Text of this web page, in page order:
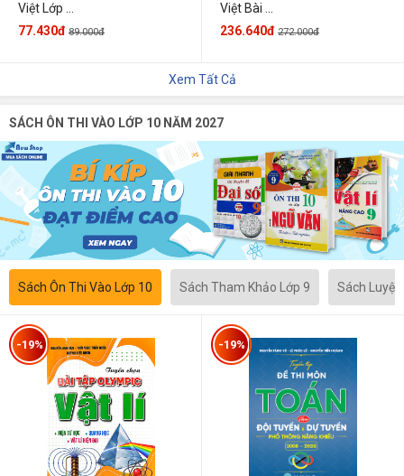
Việt Lớp ...
77.430đ 89.000đ
Việt Bài ...
236.640đ 272.000đ
Xem Tất Cả
SÁCH ÔN THI VÀO LỚP 10 NĂM 2027
Sách Ôn Thi Vào Lớp 10 Sách Tham Khảo Lớp 9 Sách
-19% -19%